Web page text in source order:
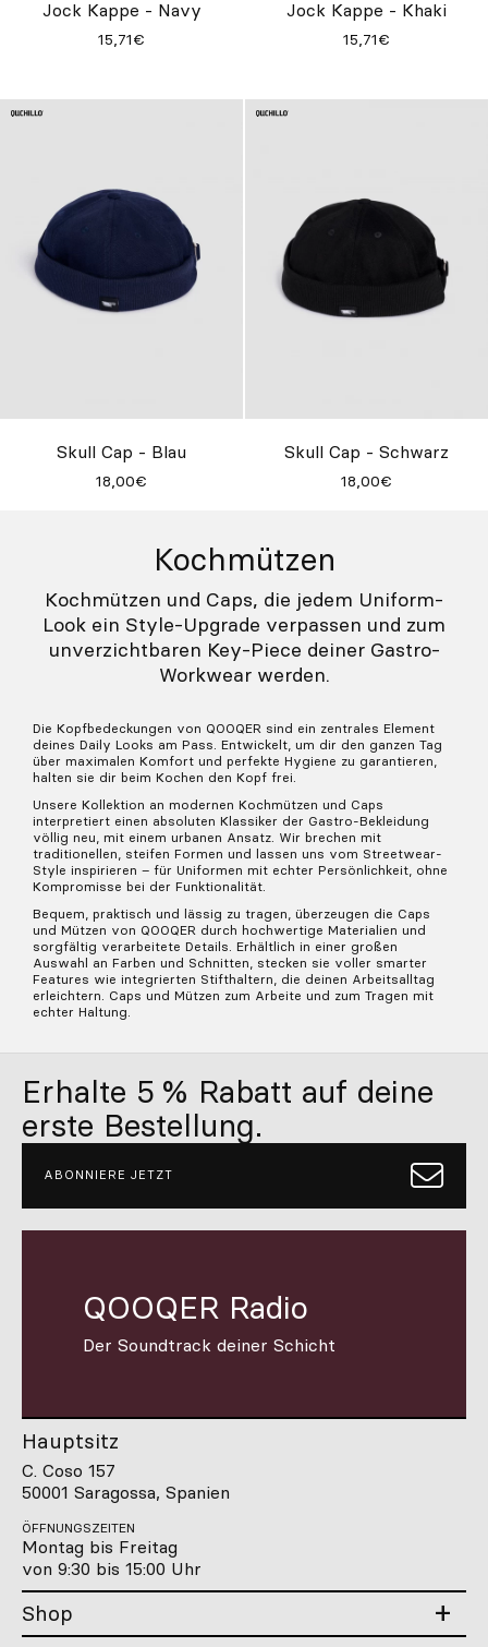
Kochmützen
Kochmützen und Caps, die jedem Uniform-
Look ein Style-Upgrade verpassen und zum
unverzichtbaren Key-Piece deiner Gastro-
Workwear werden.
Jock Kappe - Navy
15,71€
Jock Kappe - Khaki
15,71€
Skull Cap - Blau
18,00€
Skull Cap - Schwarz
18,00€
Die Kopfbedeckungen von QOOQER sind ein zentrales Element
deines Daily Looks am Pass. Entwickelt, um dir den ganzen Tag
über maximalen Komfort und perfekte Hygiene zu garantieren,
halten sie dir beim Kochen den Kopf frei.
Unsere Kollektion an modernen Kochmützen und Caps
interpretiert einen absoluten Klassiker der Gastro-Bekleidung
völlig neu, mit einem urbanen Ansatz. Wir brechen mit
traditionellen, steifen Formen und lassen uns vom Streetwear-
Style inspirieren – für Uniformen mit echter Persönlichkeit, ohne
Kompromisse bei der Funktionalität.
Bequem, praktisch und lässig zu tragen, überzeugen die Caps
und Mützen von QOOQER durch hochwertige Materialien und
sorgfältig verarbeitete Details. Erhältlich in einer großen
Auswahl an Farben und Schnitten, stecken sie voller smarter
Features wie integrierten Stifthaltern, die deinen Arbeitsalltag
erleichtern. Caps und Mützen zum Arbeite und zum Tragen mit
echter Haltung.
Erhalte 5 % Rabatt auf deine
erste Bestellung.
ABONNIERE JETZT
QOOQER Radio
Der Soundtrack deiner Schicht
Hauptsitz
C. Coso 157
50001 Saragossa, Spanien
ÖFFNUNGSZEITEN
Montag bis Freitag
von 9:30 bis 15:00 Uhr
Shop